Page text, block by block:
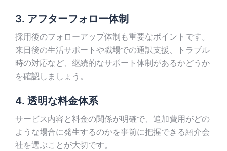
3. アフターフォロー体制
採用後のフォローアップ体制も重要なポイントです。
来日後の生活サポートや職場での通訳支援、トラブル
時の対応など、継続的なサポート体制があるかどうか
を確認しましょう。
4. 透明な料金体系
サービス内容と料金の関係が明確で、追加費用がどの
ような場合に発生するのかを事前に把握できる紹介会
社を選ぶことが大切です。